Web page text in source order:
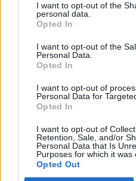
I want to opt-out of the
personal data.
Opted In
I want to opt-out of the
Personal Data.
Opted In
I want to opt-out of
Personal Data for
Opted In
I want to opt-out of
Retention, Sale, and/or
Personal Data that Is
Purposes for which it was
Opted Out
tudjanak hozzáférni.
A somostetői
illetve a
árusok még
sem teszik be
szemetet,
egyszerűen a